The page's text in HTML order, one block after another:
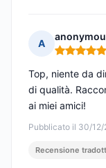
A
Nota: 5 su 5
Pubblicato il 30/12/
Top, niente da
di qualità.
ai miei amici!
Recensione